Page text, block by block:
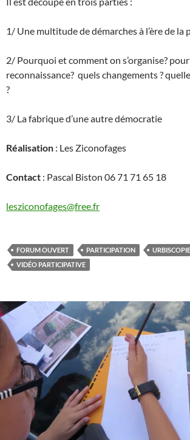
1/ Une multitude de démarches à l’ère de
2/ Pourquoi et comment on s’organise?
reconnaissance? quels changements ?
?
3/ La fabrique d’une autre démocratie
Réalisation : Les Ziconofages
Contact : Pascal Biston 06 71 71 65 18
lesziconofages@free.fr
FORUM OUVERT PARTICIPATION
URBISCOPIE
VIDÉO PARTICIPATIVE